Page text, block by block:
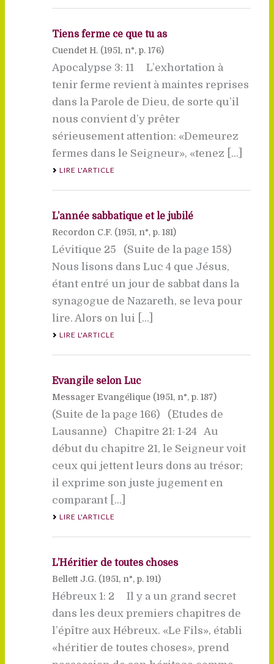
Tiens ferme ce que tu as
Cuendet H. (1951, n°, p. 176)
Apocalypse 3: 11 L’exhortation à
tenir ferme revient à maintes reprises
dans la Parole de Dieu, de sorte qu’il
nous convient d’y prêter
sérieusement attention: «Demeurez
fermes dans le Seigneur», «tenez [...]
LIRE L'ARTICLE
L’année sabbatique et le jubilé
Recordon C.F. (1951, n°, p. 181)
Lévitique 25 (Suite de la page 158)
Nous lisons dans Luc 4 que Jésus,
étant entré un jour de sabbat dans la
synagogue de Nazareth, se leva pour
lire. Alors on lui [...]
LIRE L'ARTICLE
Evangile selon Luc
Messager Evangélique (1951, n°, p. 187)
(Suite de la page 166) (Etudes de
Lausanne) Chapitre 21: 1-24 Au
début du chapitre 21, le Seigneur voit
ceux qui jettent leurs dons au trésor;
il exprime son juste jugement en
comparant [...]
LIRE L'ARTICLE
L’Héritier de toutes choses
Bellett J.G. (1951, n°, p. 191)
Hébreux 1: 2 Il y a un grand secret
dans les deux premiers chapitres de
l’épître aux Hébreux. «Le Fils», établi
«héritier de toutes choses», prend